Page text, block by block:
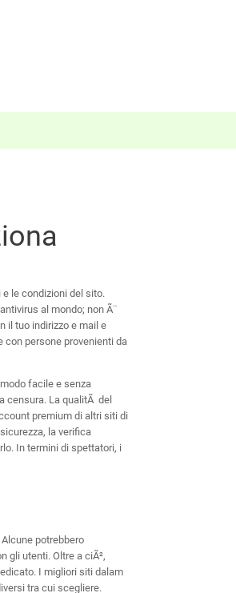
le condizioni del sito.
al mondo; non Ã¨
il tuo indirizzo e mail e
con persone provenienti da
facile e senza
censura. La qualitÃ del
premium di altri siti di
la verifica
In termini di spettatori, i
potrebbero
gli utenti. Oltre a ciÃ²,
I migliori siti dalam
tra cui scegliere.